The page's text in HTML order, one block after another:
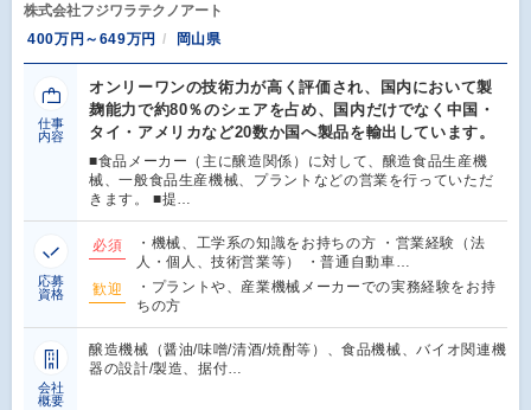
株式会社フジワラテクノアート
400万円～649万円
岡山県
仕事
内容
オンリーワンの技術力が高く評価され、国内において製
麹能力で約80％のシェアを占め、国内だけでなく中国・
タイ・アメリカなど20数か国へ製品を輸出しています。
■食品メーカー（主に醸造関係）に対して、醸造食品生産機
械、一般食品生産機械、プラントなどの営業を行っていただ
きます。 ■提…
応募
資格
必須
・機械、工学系の知識をお持ちの方 ・営業経験（法
人・個人、技術営業等） ・普通自動車…
歓迎
・プラントや、産業機械メーカーでの実務経験をお持
ちの方
会社
概要
醸造機械（醤油/味噌/清酒/焼酎等）、食品機械、バイオ関連機
器の設計/製造、据付…